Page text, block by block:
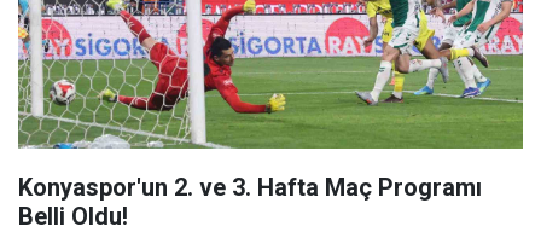
Konyaspor'un 2. ve 3. Hafta Maç Programı
Belli Oldu!